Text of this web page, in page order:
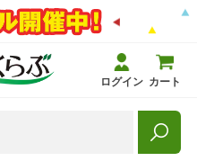
ログイン カート